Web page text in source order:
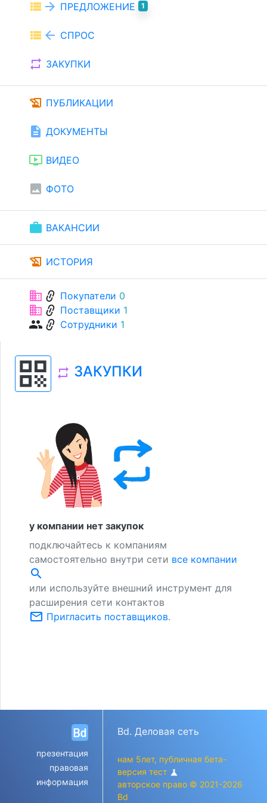
view_list arrow_forward ПРЕДЛОЖЕНИЕ 1
view_list arrow_back СПРОС
repeat ЗАКУПКИ
history_edu ПУБЛИКАЦИИ
description ДОКУМЕНТЫ
ondemand_video ВИДЕО
image ФОТО
work ВАКАНСИИ
history_edu ИСТОРИЯ
businesslink Покупатели 0
businesslink Поставщики 1
grouplink Сотрудники 1
qr_code repeat ЗАКУПКИ
у компании нет закупок
подключайтесь к компаниям
самостоятельно внутри сети все компании
search
или используйте внешний инструмент для
расширения сети контактов
mail_outline Пригласить поставщиков.
презентация
правовая
информация
Bd. Деловая сеть
нам 5лет, публичная бета-
версия тест science
авторское право © 2021-2026
Bd